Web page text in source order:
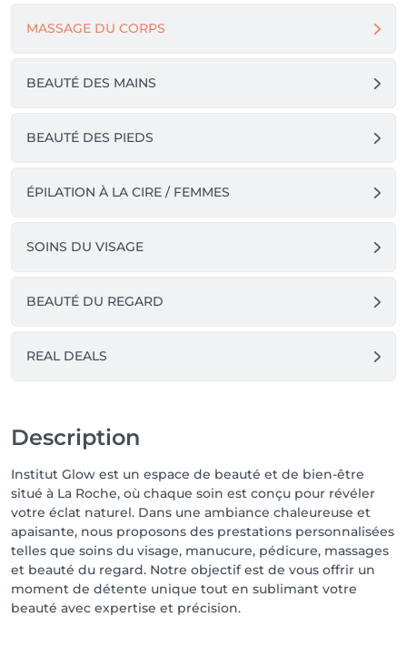
MASSAGE DU CORPS
BEAUTÉ DES MAINS
BEAUTÉ DES PIEDS
ÉPILATION À LA CIRE / FEMMES
SOINS DU VISAGE
BEAUTÉ DU REGARD
REAL DEALS
Description
Institut Glow est un espace de beauté et de bien-être
situé à La Roche, où chaque soin est conçu pour révéler
votre éclat naturel. Dans une ambiance chaleureuse et
apaisante, nous proposons des prestations personnalisées
telles que soins du visage, manucure, pédicure, massages
et beauté du regard. Notre objectif est de vous offrir un
moment de détente unique tout en sublimant votre
beauté avec expertise et précision.